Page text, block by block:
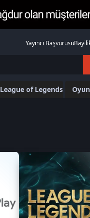
Yayıncı Başvurusu
League of Legends